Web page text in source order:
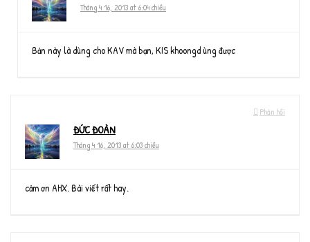
Tháng 4 16, 2013 at 6:04 chiều
Bản này là dùng cho KAV mà bạn, KIS khoongd ùng được
Phản hồi
ĐỨC ĐOÀN
Tháng 4 16, 2013 at 6:03 chiều
cảm ơn AHX. Bài viết rất hay.